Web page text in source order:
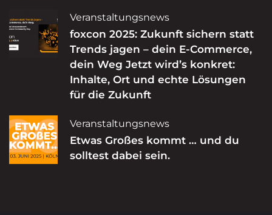
Veranstaltungsnews
foxcon 2025: Zukunft sichern statt
Trends jagen – dein E-Commerce,
dein Weg Jetzt wird’s konkret:
Inhalte, Ort und echte Lösungen
für die Zukunft
Veranstaltungsnews
Etwas Großes kommt … und du
solltest dabei sein.